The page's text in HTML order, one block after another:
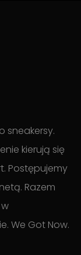
sneakersy.
kierują się
Postępujemy
Razem
We Got Now.